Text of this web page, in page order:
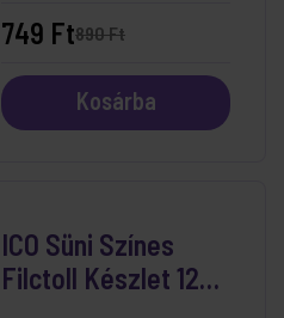
890 Ft
749 Ft
Kosárba
ICO Süni Színes
Filctoll Készlet 12